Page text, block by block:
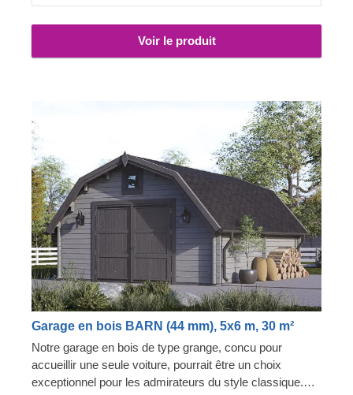
avantages qu'il procure !
Voir le produit
Garage en bois BARN (44 mm), 5x6 m, 30 m²
Notre garage en bois de type grange, concu pour
accueillir une seule voiture, pourrait être un choix
exceptionnel pour les admirateurs du style classique.